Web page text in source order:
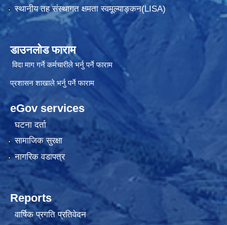
स्थानीय तह संस्थागत क्षमता स्वमूल्याङ्कन(LISA)
डाउनलोड फाराम
विदा माग गर्ने कर्मचारीले भर्नु पर्ने फाराम
प्रशासन शाखाले भर्नु पर्ने फाराम
eGov services
घटना दर्ता
सामाजिक सुरक्षा
नागरिक वडापत्र
Reports
वार्षिक प्रगति प्रतिवेदन